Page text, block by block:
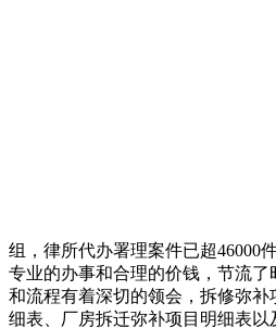
组，律所代办署理案件已超46000件
专业的办事和合理的价钱，节流
和流程有着深切的领会，拆修弥
细表、厂房拆迁弥补项目明细表